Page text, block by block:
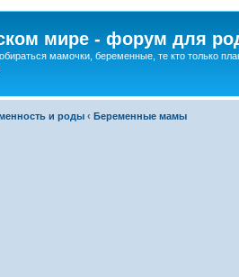
мире - форум для
мамочки, беременные, те кто только
и роды ‹ Беременные мамы